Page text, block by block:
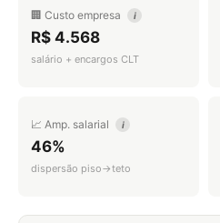
🏢 Custo empresa i
R$ 4.568
salário + encargos CLT
📈 Amp. salarial i
46%
dispersão piso→teto